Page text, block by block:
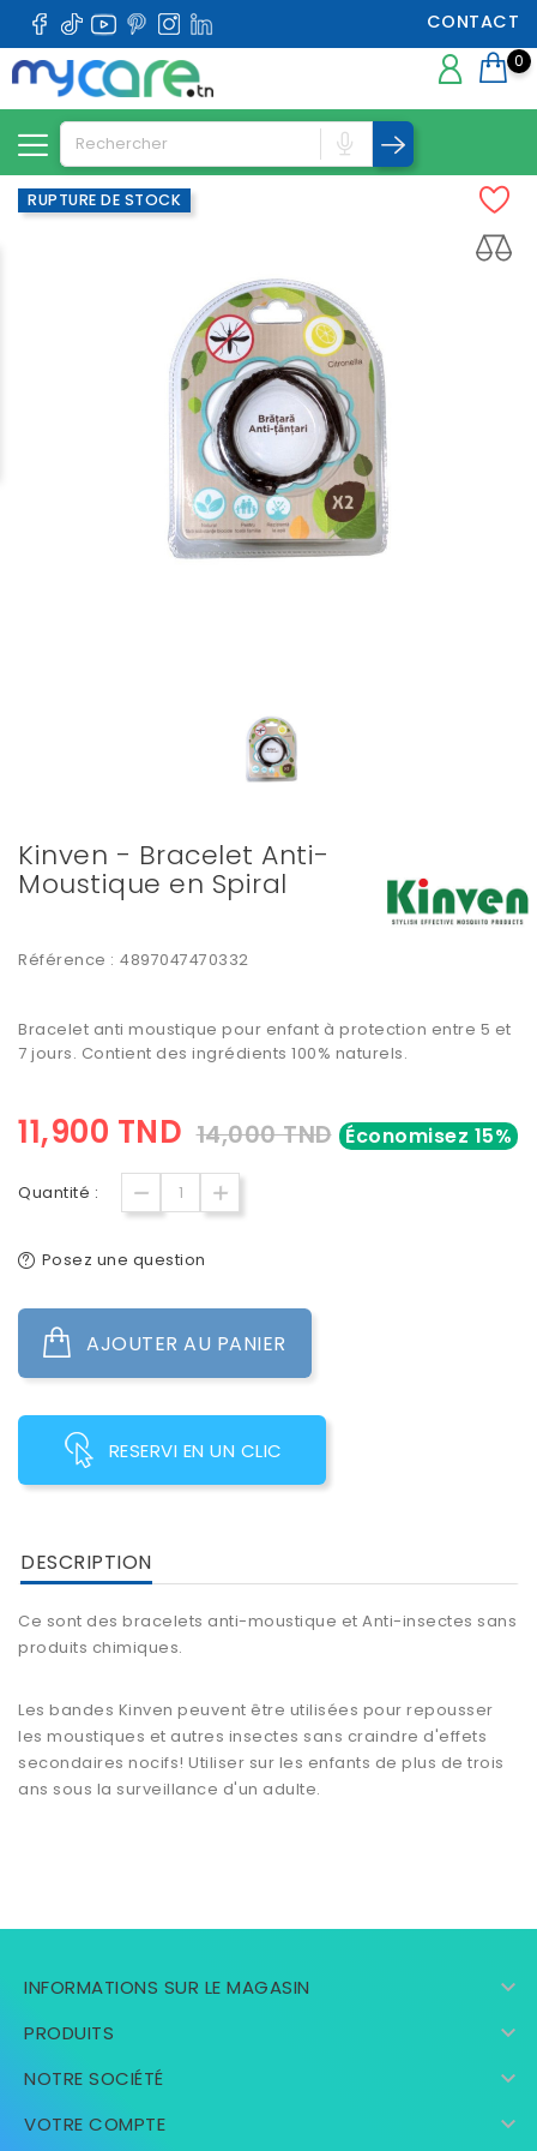
CONTACT
0
RUPTURE DE STOCK
Kinven - Bracelet Anti-
Moustique en Spiral
Référence : 4897047470332
Bracelet anti moustique pour enfant à protection entre 5 et
7 jours. Contient des ingrédients 100% naturels.
11,900 TND 14,000 TND Économisez 15%
Quantité :
Posez une question
AJOUTER AU PANIER
RESERVI EN UN CLIC
DESCRIPTION
Ce sont des bracelets anti-moustique et Anti-insectes sans
produits chimiques.
Les bandes Kinven peuvent être utilisées pour repousser
les moustiques et autres insectes sans craindre d'effets
secondaires nocifs! Utiliser sur les enfants de plus de trois
ans sous la surveillance d'un adulte.
INFORMATIONS SUR LE MAGASIN 
PRODUITS 
NOTRE SOCIÉTÉ 
VOTRE COMPTE 